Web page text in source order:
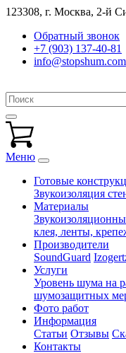
123308, г. Москва, 2-й
Обратный звонок
+7 (903) 137-40-81
info@stopshum.com
Меню
Готовые
Звукоизоляция
Материалы
клея, ленты,
Производители
SoundGuard
Услуги
Уровень шума на
шумозащитных
Фото работ
Информация
Статьи Отзывы
Контакты